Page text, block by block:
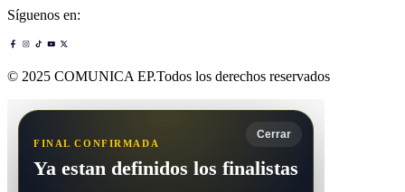
Síguenos en:
© 2025 COMUNICA EP.Todos los derechos reservados
Cerrar
FINAL CONFIRMADA
Ya estan definidos los finalistas